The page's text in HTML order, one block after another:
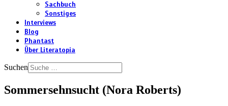
Sachbuch
Sonstiges
Interviews
Blog
Phantast
Über Literatopia
Suchen
Sommersehnsucht (Nora Roberts)